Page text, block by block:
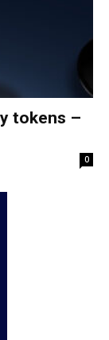
tokens –
0